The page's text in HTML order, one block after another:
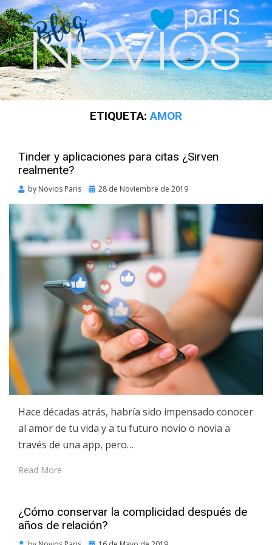
ETIQUETA:AMOR
Tinder y aplicaciones para citas ¿Sirven
realmente?
by Novios Paris
Posted
28 de Noviembre de 2019
Hace décadas atrás, habría sido impensado conocer
al amor de tu vida y a tu futuro novio o novia a
través de una app, pero…
Read More
¿Cómo conservar la complicidad después de
años de relación?